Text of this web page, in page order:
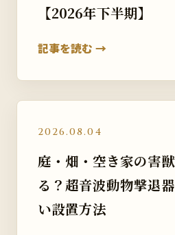
【2026年下半期】
記事を読む →
2026.08.04
庭・畑・空き家の害
る？超音波動物撃退
い設置方法